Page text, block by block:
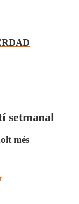
setmanal
més